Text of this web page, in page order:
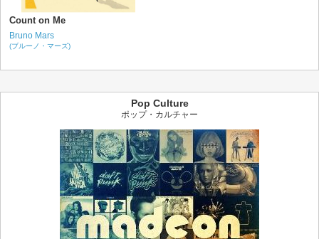
Count on Me
Bruno Mars
(ブルーノ・マーズ)
Pop Culture
ポップ・カルチャー